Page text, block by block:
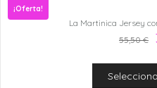
¡Oferta!
La Martinica Jersey
55,50€